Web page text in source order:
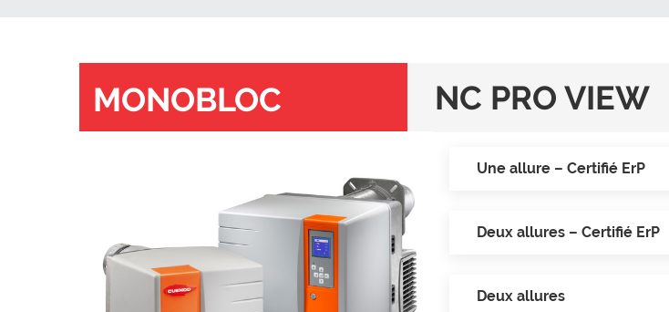
MONOBLOC NC PRO VIEW
Une allure – Certifié ErP
Deux allures – Certifié ErP
Deux allures